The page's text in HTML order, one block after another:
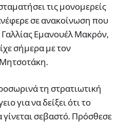
τις μονομερείς
σε ανακοίνωση που
Εμανουέλ Μακρόν,
σήμερα με τον
τη στρατιωτική
για να δείξει ότι το
γίνεται σεβαστό. Πρόσθεσε